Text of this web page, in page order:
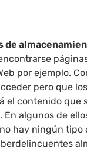
de
por ejemplo.
pero que
el contenido que
En algunos de
hay ningún tipo